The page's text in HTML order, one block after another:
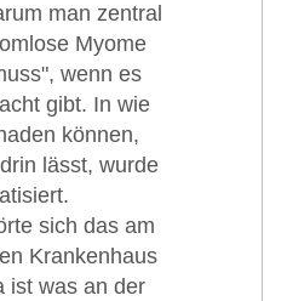
man zentral
Myome
wenn es
gibt. In wie
können,
lässt, wurde
sich das am
Krankenhaus
ist was an der